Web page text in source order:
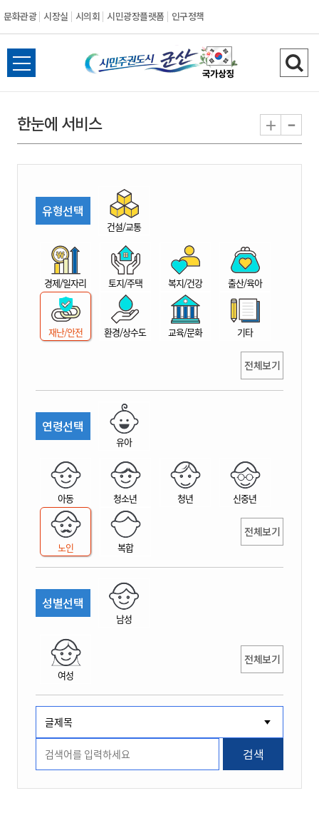
문화관광 시장실 시의회 시민광장플랫폼 인구정책
시
민
권
시
산
전
체
뉴
열
검
색
기
한눈에 서비스 + -
유형선택
건설/교통
경제/일자리 토지/주택 복지/건강 출산/육아
재난/안전 환경/상수도 교육/문화 기타
전체보기
연령선택
유아
아동 청소년 청년 신중년
노인 복합
전체보기
성별선택
남성
여성
전체보기
검색